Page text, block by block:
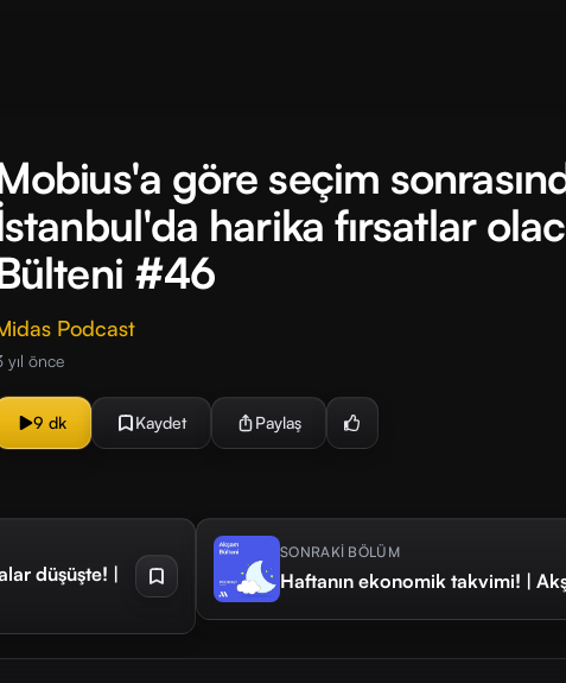
göre seçim
harika fırsatlar
#46
Podcast
yıl önce
9 dk Kaydet Paylaş
düşüşte! |
SONRAKİ BÖLÜM
Haftanın ekonomik takvimi! |